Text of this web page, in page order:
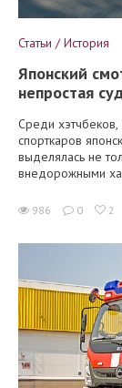
Статьи / История
Японский
непростая
Среди
спорткаров
выделялась не
внедорожными
986 0 2